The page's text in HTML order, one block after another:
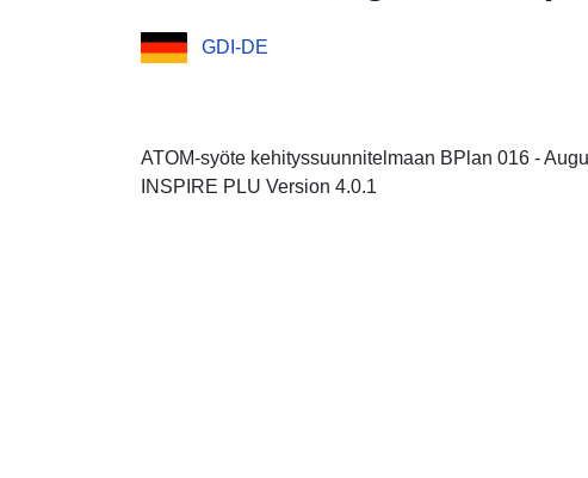
GDI-DE
ATOM-syöte kehityssuunnitelmaan BPlan 016 -
INSPIRE PLU Version 4.0.1